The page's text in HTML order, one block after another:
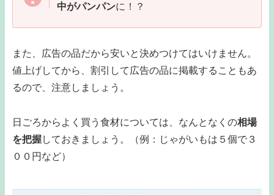
中がパンパンに！？
また、広告の品だから安いと決めつけてはいけません。
値上げしてから、割引して広告の品に掲載することもあ
るので、注意しましょう。
日ごろからよく買う食材については、なんとなくの相場
を把握しておきましょう。（例：じゃがいもは５個で３
００円など）